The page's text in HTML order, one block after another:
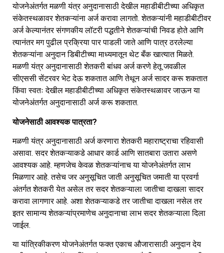
योजनेअंतर्गत मळणी यंत्र अनुदानासाठी देखील महाडीबीटीच्या अधिकृत
संकेतस्थळावर शेतकऱ्यांना अर्ज करावा लागतो. शेतकऱ्यांनी महाडीबीटीवर
अर्ज केल्यानंतर संगणकीय लॉटरी पद्धतीने शेतकऱ्यांची निवड होते आणि
त्यानंतर मग पुढील प्रक्रिया पार पाडली जाते आणि पात्र ठरलेल्या
शेतकऱ्यांना अनुदान डिबीटीच्या माध्यमातून थेट बँक खात्यात मिळते.
मळणी यंत्र अनुदानासाठी शेतकरी बांधव अर्ज करणे हेतू जवळील
सीएससी सेंटरवर भेट देऊ शकतात आणि तेथून अर्ज सादर करू शकतात
किंवा स्वतः देखील महाडीबीटीच्या अधिकृत संकेतस्थळावर जाऊन या
योजनेअंतर्गत अनुदानासाठी अर्ज करू शकतात.
योजनेसाठी आवश्यक पात्रता?
मळणी यंत्र अनुदानासाठी अर्ज करणारा शेतकरी महाराष्ट्राचा रहिवासी
असावा. सदर शेतकऱ्याकडे आधार कार्ड आणि सातबारा उतारा असणे
आवश्यक आहे. म्हणजेच केवळ शेतकऱ्यांनाच या योजनेअंतर्गत लाभ
मिळणार आहे. तसेच जर अनुसूचित जाती अनुसूचित जमाती या प्रवर्गा
अंतर्गत शेतकरी येत असेल तर सदर शेतकऱ्याला जातीचा दाखला सादर
करावा लागणार आहे. अशा शेतकऱ्याकडे तर जातीचा दाखला नसेल तर
इतर सामान्य शेतकऱ्यांप्रमाणेच अनुदानाचा लाभ सदर शेतकऱ्याला दिला
जाईल.
या यांत्रिकीकरण योजनेअंतर्गत फक्त एकाच औजारासाठी अनुदान देय